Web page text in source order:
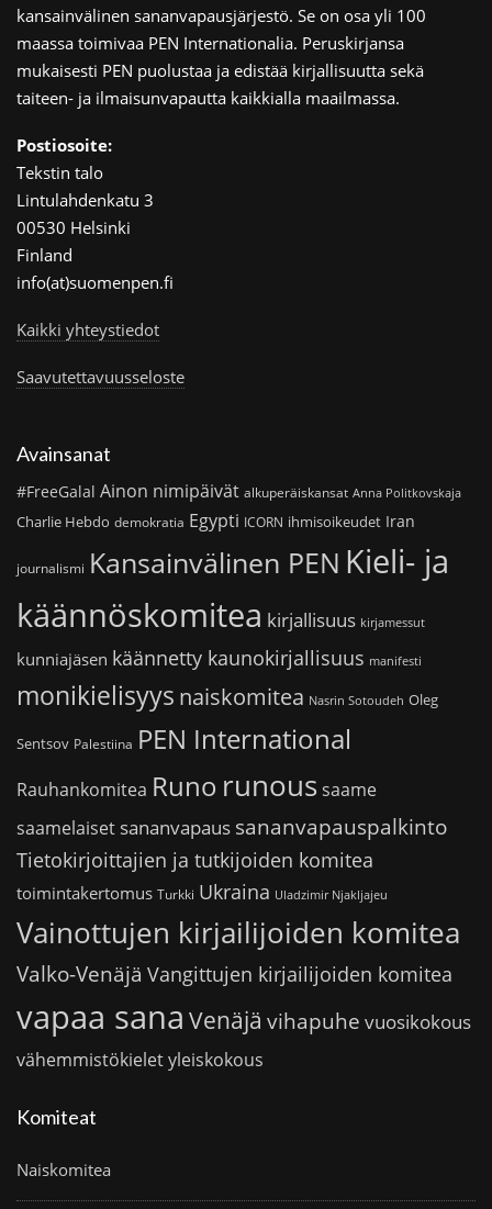
kansainvälinen sananvapausjärjestö. Se on osa yli 100
maassa toimivaa PEN Internationalia. Peruskirjansa
mukaisesti PEN puolustaa ja edistää kirjallisuutta sekä
taiteen- ja ilmaisunvapautta kaikkialla maailmassa.
Postiosoite:
Tekstin talo
Lintulahdenkatu 3
00530 Helsinki
Finland
info(at)suomenpen.fi
Kaikki yhteystiedot
Saavutettavuusseloste
Avainsanat
#FreeGalal Ainon nimipäivät alkuperäiskansat Anna Politkovskaja
Charlie Hebdo demokratia Egypti ICORN ihmisoikeudet Iran
journalismi Kansainvälinen PEN Kieli- ja
käännöskomitea kirjallisuus kirjamessut
kunniajäsen käännetty kaunokirjallisuus manifesti
monikielisyys naiskomitea Nasrin Sotoudeh Oleg
Sentsov Palestiina PEN International
Rauhankomitea Runo runoussaame
saamelaiset sananvapaus sananvapauspalkinto
Tietokirjoittajien ja tutkijoiden komitea
toimintakertomus Turkki Ukraina Uladzimir Njakljajeu
Vainottujen kirjailijoiden komitea
Valko-Venäjä Vangittujen kirjailijoiden komitea
vapaa sana Venäjä vihapuhe vuosikokous
vähemmistökieletyleiskokous
Komiteat
Naiskomitea